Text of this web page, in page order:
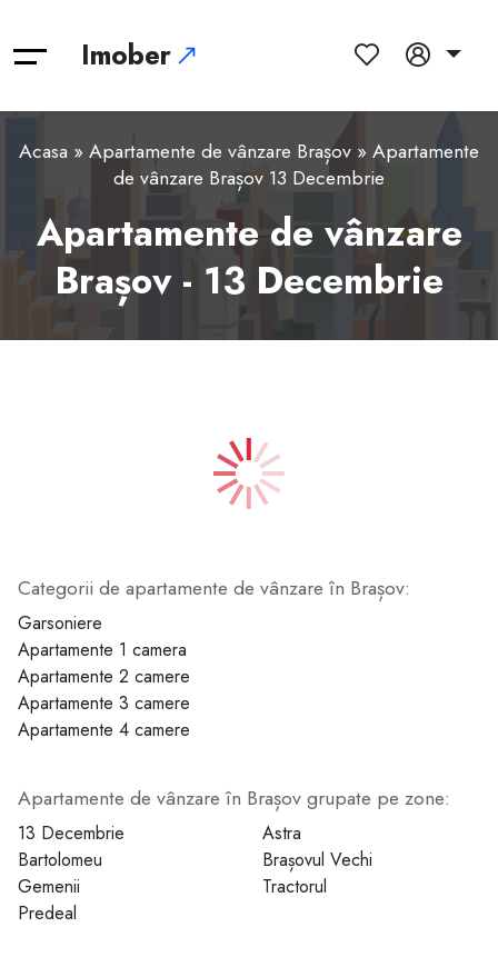
Imober
Acasa » Apartamente de vânzare Brașov » Apartamente
de vânzare Brașov 13 Decembrie
Apartamente de vânzare
Brașov - 13 Decembrie
1
Categorii de apartamente de vânzare în Brașov:
Garsoniere
Apartamente 1 camera
Apartamente 2 camere
Apartamente 3 camere
Apartamente 4 camere
Apartamente de vânzare în Brașov grupate pe zone:
13 Decembrie
Astra
Bartolomeu
Brașovul Vechi
Gemenii
Tractorul
Predeal